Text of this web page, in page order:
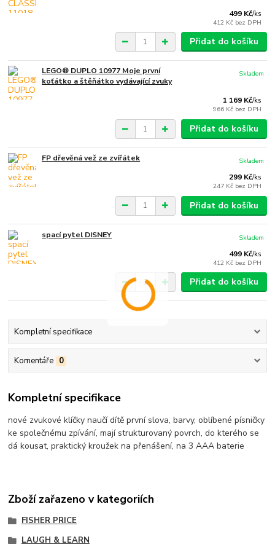
499 Kč/ks
412 Kč bez DPH
Přidat do košíku
LEGO® DUPLO 10977 Moje první
koťátko a štěňátko vydávající zvuky
1 169 Kč/ks
966 Kč bez DPH
Skladem
Přidat do košíku
FP dřevěná vež ze zvířátek
299 Kč/ks
247 Kč bez DPH
Skladem
Přidat do košíku
spací pytel DISNEY
499 Kč/ks
412 Kč bez DPH
Skladem
Přidat do košíku
Kompletní specifikace
Komentáře 0
Kompletní specifikace
nové zvukové klíčky naučí dítě první slova, barvy, oblíbené písničky
ke společnému zpívání, mají strukturovaný povrch, do kterého se
dá kousat, praktický kroužek na přenášení, na 3 AAA baterie
Zboží zařazeno v kategoriích
FISHER PRICE
LAUGH & LEARN